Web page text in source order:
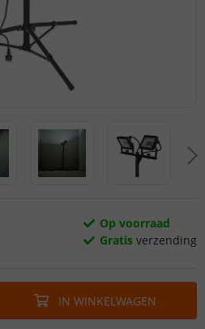
Op voorraad
Gratis verzending
IN WINKELWAGEN